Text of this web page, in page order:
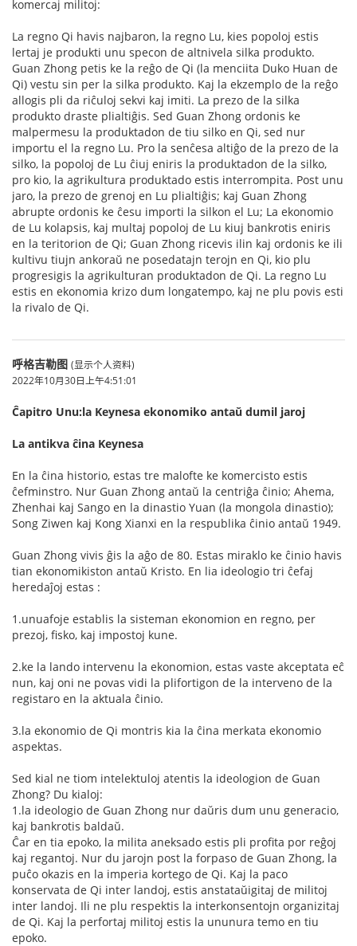
komercaj militoj:
La regno Qi havis najbaron, la regno Lu, kies popoloj estis
lertaj je produkti unu specon de altnivela silka produkto.
Guan Zhong petis ke la reĝo de Qi (la menciita Duko Huan de
Qi) vestu sin per la silka produkto. Kaj la ekzemplo de la reĝo
allogis pli da riĉuloj sekvi kaj imiti. La prezo de la silka
produkto draste plialtiĝis. Sed Guan Zhong ordonis ke
malpermesu la produktadon de tiu silko en Qi, sed nur
importu el la regno Lu. Pro la senĉesa altiĝo de la prezo de la
silko, la popoloj de Lu ĉiuj eniris la produktadon de la silko,
pro kio, la agrikultura produktado estis interrompita. Post unu
jaro, la prezo de grenoj en Lu plialtiĝis; kaj Guan Zhong
abrupte ordonis ke ĉesu importi la silkon el Lu; La ekonomio
de Lu kolapsis, kaj multaj popoloj de Lu kiuj bankrotis eniris
en la teritorion de Qi; Guan Zhong ricevis ilin kaj ordonis ke ili
kultivu tiujn ankoraŭ ne posedatajn terojn en Qi, kio plu
progresigis la agrikulturan produktadon de Qi. La regno Lu
estis en ekonomia krizo dum longatempo, kaj ne plu povis esti
la rivalo de Qi.
呼格吉勒图 (显示个人资料)
2022年10月30日上午4:51:01
Ĉapitro Unu:la Keynesa ekonomiko antaŭ dumil jaroj
La antikva ĉina Keynesa
En la ĉina historio, estas tre malofte ke komercisto estis
ĉefminstro. Nur Guan Zhong antaŭ la centriĝa ĉinio; Ahema,
Zhenhai kaj Sango en la dinastio Yuan (la mongola dinastio);
Song Ziwen kaj Kong Xianxi en la respublika ĉinio antaŭ 1949.
Guan Zhong vivis ĝis la aĝo de 80. Estas miraklo ke ĉinio havis
tian ekonomikiston antaŭ Kristo. En lia ideologio tri ĉefaj
heredaĵoj estas :
1.unuafoje establis la sisteman ekonomion en regno, per
prezoj, fisko, kaj impostoj kune.
2.ke la lando intervenu la ekonomion, estas vaste akceptata eĉ
nun, kaj oni ne povas vidi la plifortigon de la interveno de la
registaro en la aktuala ĉinio.
3.la ekonomio de Qi montris kia la ĉina merkata ekonomio
aspektas.
Sed kial ne tiom intelektuloj atentis la ideologion de Guan
Zhong? Du kialoj:
1.la ideologio de Guan Zhong nur daŭris dum unu generacio,
kaj bankrotis baldaŭ.
Ĉar en tia epoko, la milita aneksado estis pli profita por reĝoj
kaj regantoj. Nur du jarojn post la forpaso de Guan Zhong, la
puĉo okazis en la imperia kortego de Qi. Kaj la paco
konservata de Qi inter landoj, estis anstataŭigitaj de militoj
inter landoj. Ili ne plu respektis la interkonsentojn organizitaj
de Qi. Kaj la perfortaj militoj estis la ununura temo en tiu
epoko.